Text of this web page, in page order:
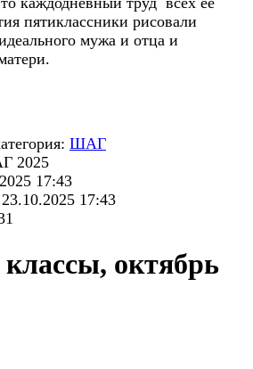
пятиклассники рисовали
мужа и отца и
ШАГ
2025
17:43
17:43
октябрь